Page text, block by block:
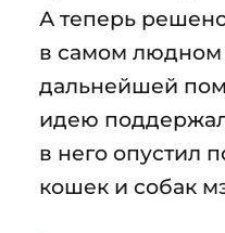
А теперь
в самом людном
дальнейшей
идею
в него опустил
кошек и собак